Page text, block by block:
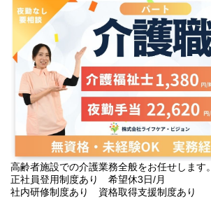
高齢者施設での介護業務全般をお任せします。
正社員登用制度あり 希望休3日/月
社内研修制度あり 資格取得支援制度あり